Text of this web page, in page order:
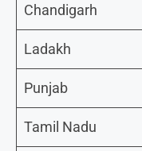
Chandigarh
Ladakh
Punjab
Tamil Nadu